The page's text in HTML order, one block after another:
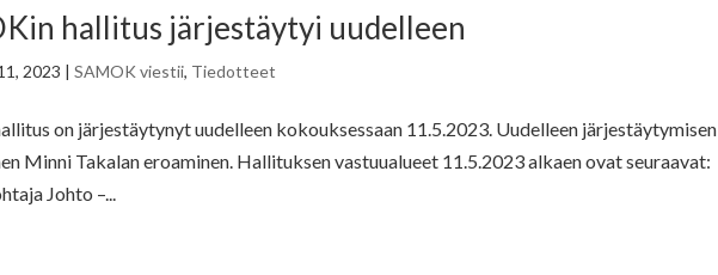
hallitus järjestäytyi uudelleen
2023 |SAMOK viestii, Tiedotteet
on järjestäytynyt uudelleen kokouksessaan 11.5.2023. Uudelleen järjestäytymisen
Minni Takalan eroaminen. Hallituksen vastuualueet 11.5.2023 alkaen ovat seuraavat:
Johto –...